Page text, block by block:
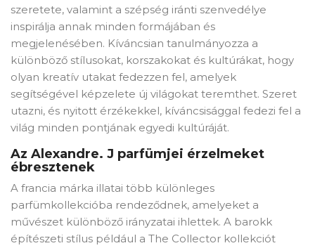
szeretete, valamint a szépség iránti szenvedélye
inspirálja annak minden formájában és
megjelenésében. Kíváncsian tanulmányozza a
különböző stílusokat, korszakokat és kultúrákat, hogy
olyan kreatív utakat fedezzen fel, amelyek
segítségével képzelete új világokat teremthet. Szeret
utazni, és nyitott érzékekkel, kíváncsisággal fedezi fel a
világ minden pontjának egyedi kultúráját.
Az Alexandre. J parfümjei érzelmeket
ébresztenek
A francia márka illatai több különleges
parfümkollekcióba rendeződnek, amelyeket a
művészet különböző irányzatai ihlettek. A barokk
építészeti stílus például a The Collector kollekciót
Create wishlist ×
Wishlist name